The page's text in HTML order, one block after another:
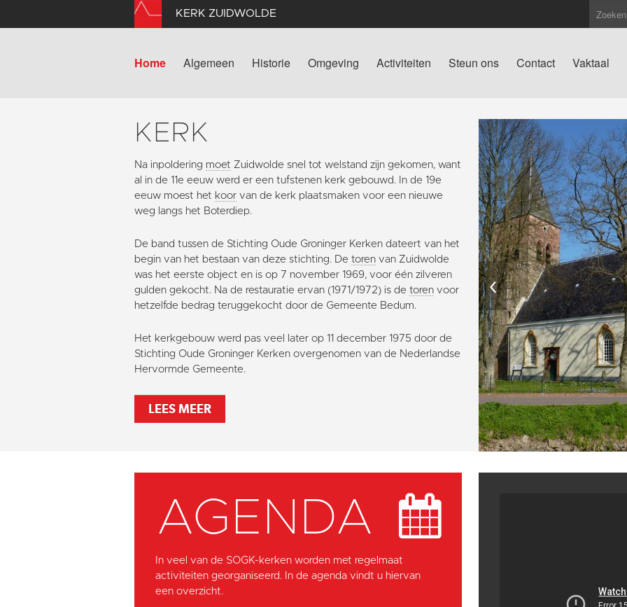
KERK ZUIDWOLDE
Home Algemeen Historie Omgeving Activiteiten Steun ons Contact Vaktaal
KERK
Na inpoldering moet Zuidwolde snel tot welstand zijn gekomen, want
al in de 11e eeuw werd er een tufstenen kerk gebouwd. In de 19e
eeuw moest het koor van de kerk plaatsmaken voor een nieuwe
weg langs het Boterdiep.
De band tussen de Stichting Oude Groninger Kerken dateert van het
begin van het bestaan van deze stichting. De toren van Zuidwolde
was het eerste object en is op 7 november 1969, voor één zilveren
gulden gekocht. Na de restauratie ervan (1971/1972) is de toren voor
hetzelfde bedrag teruggekocht door de Gemeente Bedum.
Het kerkgebouw werd pas veel later op 11 december 1975 door de
Stichting Oude Groninger Kerken overgenomen van de Nederlandse
Hervormde Gemeente.
LEES MEER
‹
AGENDA
In veel van de SOGK-kerken worden met regelmaat
activiteiten georganiseerd. In de agenda vindt u hiervan
een overzicht.